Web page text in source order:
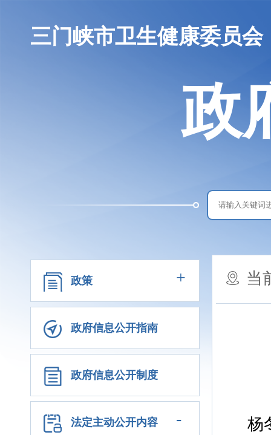
三门峡市卫生健康委员会
政
政策 +
政府信息公开指南
政府信息公开制度
法定主动公开内容 -
当
杨